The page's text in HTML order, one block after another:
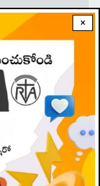
×
#messageof